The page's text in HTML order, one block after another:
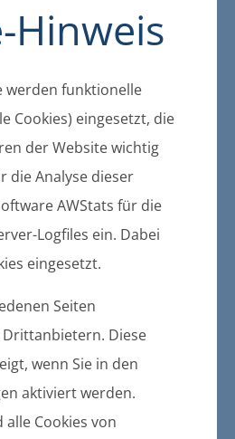
Hinweis
werden funktionelle
Cookies) eingesetzt, die
der Website wichtig
die Analyse dieser
AWStats für die
Logfiles ein. Dabei
eingesetzt.
Seiten
Diese
wenn Sie in den
aktiviert werden.
Cookies von
Gribow
Klein
der